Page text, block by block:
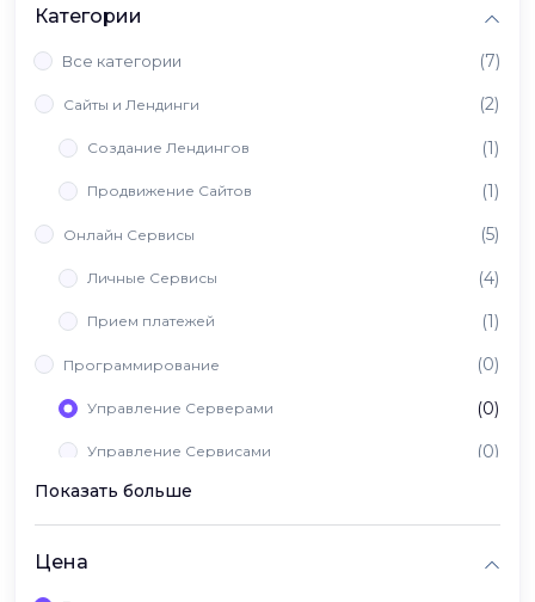
Категории
Все категории (7)
Сайты и Лендинги (2)
Создание Лендингов (1)
Продвижение Сайтов (1)
Онлайн Сервисы (5)
Личные Сервисы (4)
Прием платежей (1)
Программирование (0)
Управление Серверами (0)
Управление Сервисами (0)
Вайб Кодинг
Показать больше
Цена